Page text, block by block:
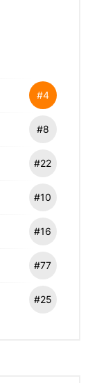
#4
#8
#22
#10
#16
#77
#25